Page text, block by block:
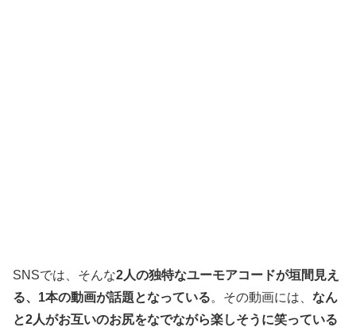
SNSでは、そんな2人の独特なユーモアコードが垣間見え
る、1本の動画が話題となっている。その動画には、 なん
と2人がお互いのお尻をなでながら楽しそうに笑っている